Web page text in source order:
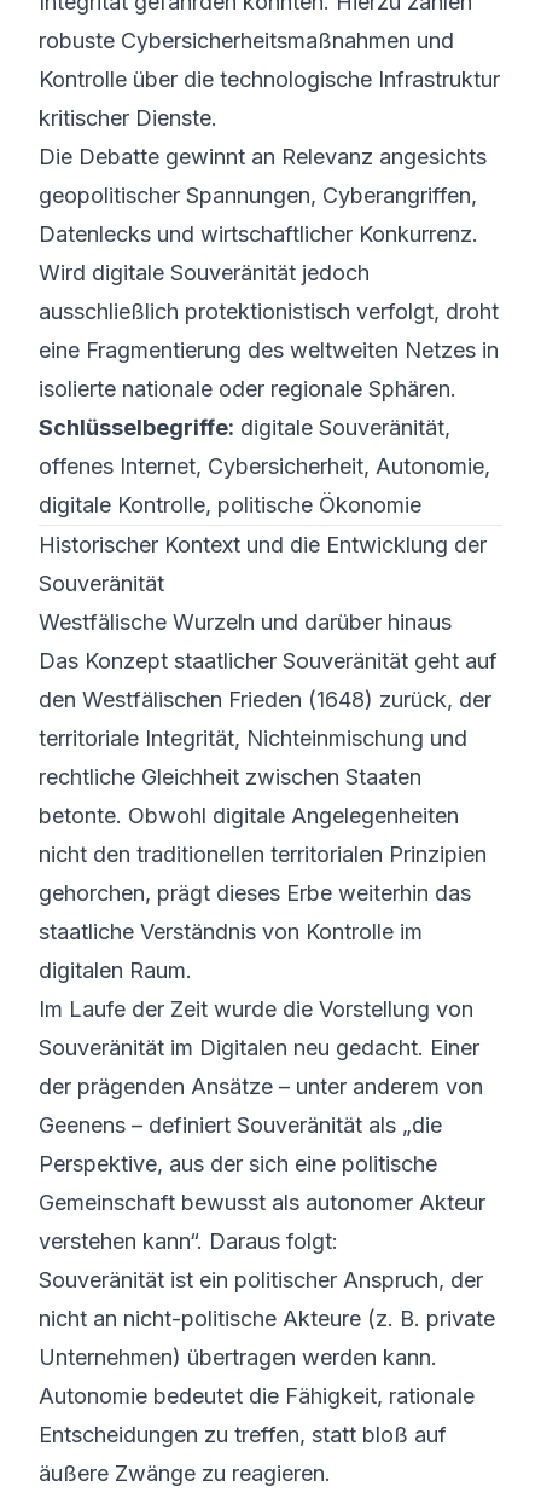
robuste Cyber­sicherheits­maßnahmen und
Kontrolle über die technologische Infrastruktur
kritischer Dienste.
Die Debatte gewinnt an Relevanz angesichts
geopolitischer Spannungen, Cyberangriffen,
Datenlecks und wirtschaftlicher Konkurrenz.
Wird digitale Souveränität jedoch
ausschließlich protektionistisch verfolgt, droht
eine Fragmentierung des weltweiten Netzes in
isolierte nationale oder regionale Sphären.
Schlüsselbegriffe: digitale Souveränität,
offenes Internet, Cybersicherheit, Autonomie,
digitale Kontrolle, politische Ökonomie
Historischer Kontext und die Entwicklung der
Souveränität
Westfälische Wurzeln und darüber hinaus
Das Konzept staatlicher Souveränität geht auf
den Westfälischen Frieden (1648) zurück, der
territoriale Integrität, Nichteinmischung und
rechtliche Gleichheit zwischen Staaten
betonte. Obwohl digitale Angelegenheiten
nicht den traditionellen territorialen Prinzipien
gehorchen, prägt dieses Erbe weiterhin das
staatliche Verständnis von Kontrolle im
digitalen Raum.
Im Laufe der Zeit wurde die Vorstellung von
Souveränität im Digitalen neu gedacht. Einer
der prägenden Ansätze – unter anderem von
Geenens – definiert Souveränität als „die
Perspektive, aus der sich eine politische
Gemeinschaft bewusst als autonomer Akteur
verstehen kann“. Daraus folgt:
Souveränität ist ein politischer Anspruch, der
nicht an nicht-politische Akteure (z. B. private
Unternehmen) übertragen werden kann.
Autonomie bedeutet die Fähigkeit, rationale
Entscheidungen zu treffen, statt bloß auf
äußere Zwänge zu reagieren.